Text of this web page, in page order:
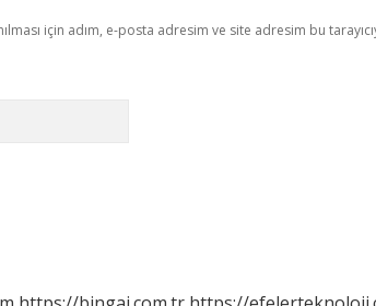
için adım, e-posta adresim ve site adresim bu